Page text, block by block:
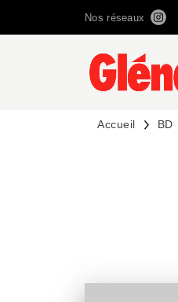
Nos réseaux
Accueil BD